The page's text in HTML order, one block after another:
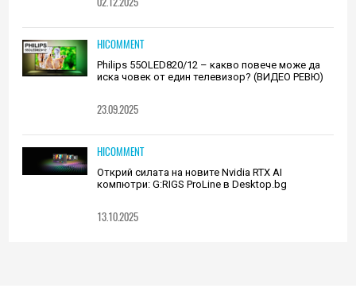
HICOMMENT
Philips 55OLED820/12 – какво повече може да
иска човек от един телевизор? (ВИДЕО РЕВЮ)
23.09.2025
HICOMMENT
Открий силата на новите Nvidia RTX AI
компютри: G:RIGS ProLine в Desktop.bg
13.10.2025